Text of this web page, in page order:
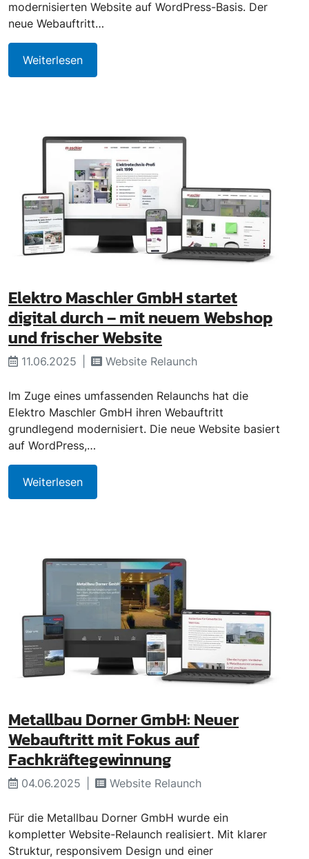
modernisierten Website auf WordPress-Basis. Der
neue Webauftritt…
Weiterlesen
Elektro Maschler GmbH startet
digital durch – mit neuem Webshop
und frischer Website
11.06.2025 Website Relaunch
Im Zuge eines umfassenden Relaunchs hat die
Elektro Maschler GmbH ihren Webauftritt
grundlegend modernisiert. Die neue Website basiert
auf WordPress,…
Weiterlesen
Metallbau Dorner GmbH: Neuer
Webauftritt mit Fokus auf
Fachkräftegewinnung
04.06.2025 Website Relaunch
Für die Metallbau Dorner GmbH wurde ein
kompletter Website-Relaunch realisiert. Mit klarer
Struktur, responsivem Design und einer